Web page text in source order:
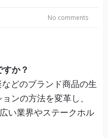
No comments
か？
どのブランド商品の生
ンの方法を変革し、
い業界やステークホル